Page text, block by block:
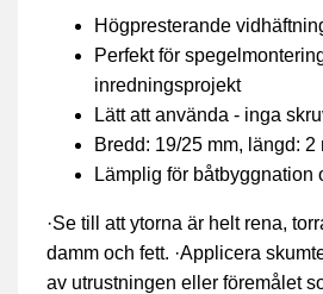
Högpresterande
Perfekt för
inredningsprojekt
Lätt att använda - inga
Bredd: 19/25 mm, längd: 2
Lämplig för båtbyggnation
·Se till att ytorna är helt rena,
damm och fett. ·Applicera
av utrustningen eller föremålet